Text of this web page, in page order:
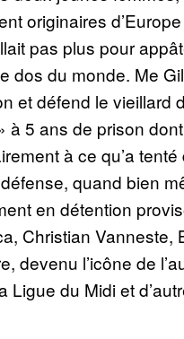
originaires
pas plus pour
dos du monde. Me
et défend le vieillard
à 5 ans de prison
à ce qu’a
quand bien
en détention
Christian
devenu l’icône de
Ligue du Midi et